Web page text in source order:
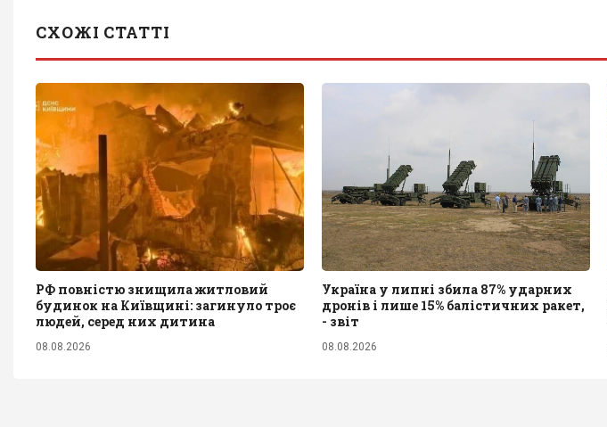
СХОЖІ СТАТТІ
РФ повністю знищила житловий
будинок на Київщині: загинуло троє
людей, серед них дитина
08.08.2026
Україна у липні збила 87% ударних
дронів і лише 15% балістичних ракет,
- звіт
08.08.2026